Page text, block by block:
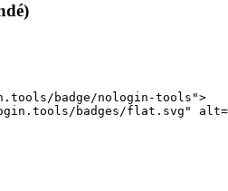
badge/nologin-tools">
badges/flat.svg"